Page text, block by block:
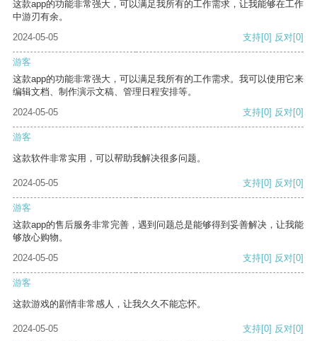
这款app的功能非常强大，可以满足我所有的工作需求，让我能够在工作
中游刃有余。
2024-05-05
支持[0] 反对[0]
游客
这款app的功能非常强大，可以满足我所有的工作需求。我可以使用它来
编辑文档、制作演示文稿、管理日程安排等。
2024-05-05
支持[0] 反对[0]
游客
这款软件非常实用，可以帮助我解决很多问题。
2024-05-05 支持[0] 反对[0]
游客
这款app的售后服务非常完善，遇到问题总是能够得到妥善解决，让我能
够放心购物。
2024-05-05
支持[0] 反对[0]
游客
这款游戏的剧情非常感人，让我久久不能忘怀。
2024-05-05 支持[0] 反对[0]